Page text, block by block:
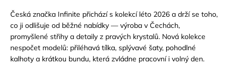
s
č
l
á
n
Česká značka Infinite přichází s kolekcí léto 2026 a drží se toho,
co ji odlišuje od běžné nabídky — výroba v Čechách,
promyšlené střihy a detaily z pravých krystalů. Nová kolekce
nespočet modelů: přiléhavá tílka, splývavé šaty, pohodlné
kalhoty a krátkou bundu, která zvládne pracovní i volný den.
ř
e
b
u
j